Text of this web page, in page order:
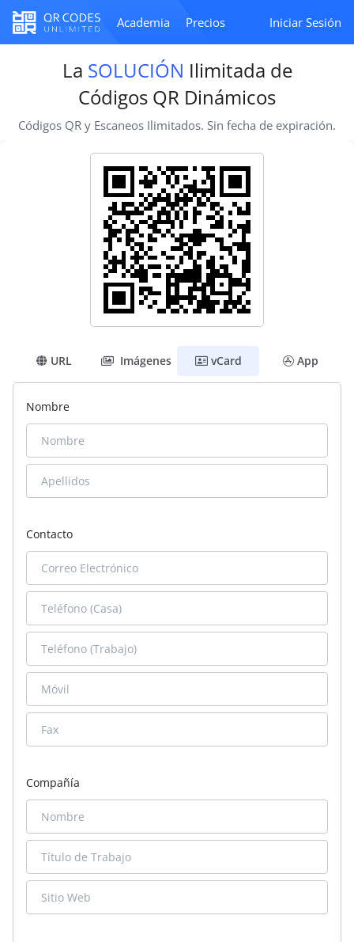
Academia Precios Iniciar Sesión
La SOLUCIÓN Ilimitada de
Códigos QR Dinámicos
Códigos QR y Escaneos Ilimitados. Sin fecha de expiración.
URL Imágenes vCard App
Nombre
Contacto
Compañía